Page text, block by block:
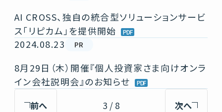
AI CROSS、独自の統合型ソリューションサービ
ス「リピカム」を提供開始
2024.08.23
PR
8月29日（木）開催『個人投資家さま向けオンラ
イン会社説明会』のお知らせ
前へ 3 / 8 次へ